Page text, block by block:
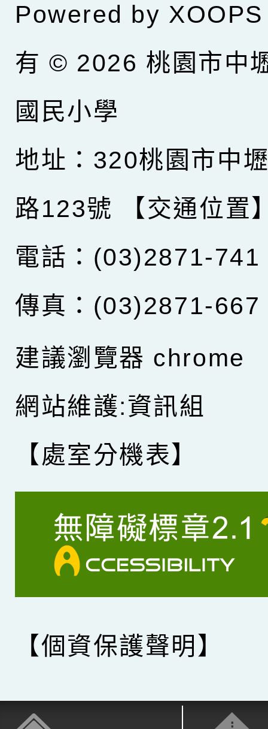
Powered by XOOPS
有 © 2026 桃園市中
國民小學
地址：320桃園市中
路123號
【交通位置
電話：(03)2871-741
傳真：(03)2871-667
建議瀏覽器 chrome
網站維護:資訊組
【處室分機表】
【個資保護聲明】